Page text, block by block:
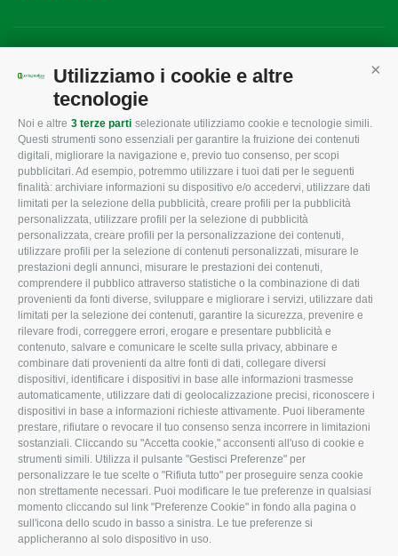
Utilizziamo i cookie e altre
tecnologie
Noi e altre 3 terze parti selezionate utilizziamo cookie e tecnologie simili.
Questi strumenti sono essenziali per garantire la fruizione dei contenuti
digitali, migliorare la navigazione e, previo tuo consenso, per scopi
pubblicitari. Ad esempio, potremmo utilizzare i tuoi dati per le seguenti
finalità: archiviare informazioni su dispositivo e/o accedervi, utilizzare dati
limitati per la selezione della pubblicità, creare profili per la pubblicità
personalizzata, utilizzare profili per la selezione di pubblicità
personalizzata, creare profili per la personalizzazione dei contenuti,
utilizzare profili per la selezione di contenuti personalizzati, misurare le
prestazioni degli annunci, misurare le prestazioni dei contenuti,
comprendere il pubblico attraverso statistiche o la combinazione di dati
provenienti da fonti diverse, sviluppare e migliorare i servizi, utilizzare dati
limitati per la selezione dei contenuti, garantire la sicurezza, prevenire e
rilevare frodi, correggere errori, erogare e presentare pubblicità e
contenuto, salvare e comunicare le scelte sulla privacy, abbinare e
combinare dati provenienti da altre fonti di dati, collegare diversi
dispositivi, identificare i dispositivi in base alle informazioni trasmesse
automaticamente, utilizzare dati di geolocalizzazione precisi, riconoscere i
dispositivi in base a informazioni richieste attivamente. Puoi liberamente
prestare, rifiutare o revocare il tuo consenso senza incorrere in limitazioni
sostanziali. Cliccando su "Accetta cookie," acconsenti all'uso di cookie e
strumenti simili. Utilizza il pulsante "Gestisci Preferenze" per
personalizzare le tue scelte o "Rifiuta tutto" per proseguire senza cookie
non strettamente necessari. Puoi modificare le tue preferenze in qualsiasi
momento cliccando sul link "Preferenze Cookie" in fondo alla pagina o
sull'icona dello scudo in basso a sinistra. Le tue preferenze si
applicheranno al solo dispositivo in uso.
CONFAGRICOLTURA
ROVIGO
L'Associazione
Missione e Progetto
Organigramma aziendale
I Nostri Servizi
Uffici della Sede
provinciale
Le Sedi di Zona
Agricoltori S.r.l.
Whistleblowing
Confagricoltura Rovigo e
Agricoltori srl
CONFAGRICOLTURA
INFORMA
Tecnico
Fiscale
Lavoro
Ambiente
Associazione
CONFAGRICOLTURA
ATTIVA
Notizie in evidenza
Eventi
Comunicati Stampa
Video
Iscrizione Newsletter
Newsletter